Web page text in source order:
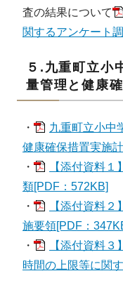
査の結果について
関するアンケート
５.九重町立小
量管理と健康
・
九重町立小中
健康確保措置実施
・
【添付資料
類[PDF：572KB]
・
【添付資料
施要領[PDF：
・
【添付資料
時間の上限等に関